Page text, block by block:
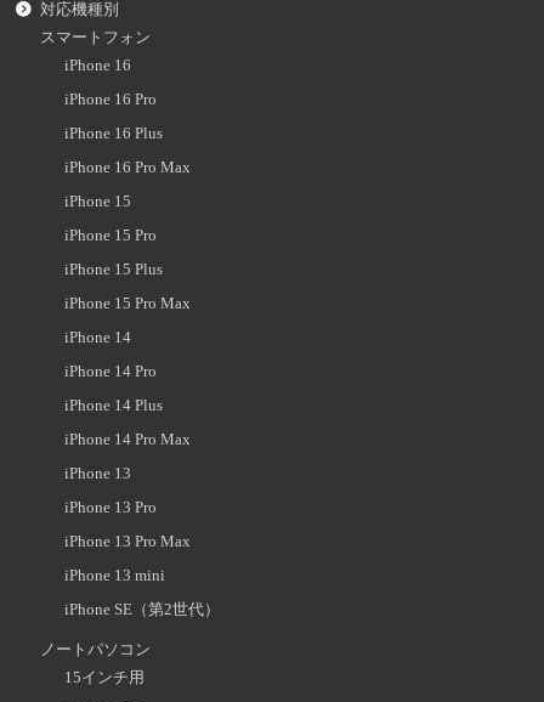
対応機種別
スマートフォン
iPhone 16
iPhone 16 Pro
iPhone 16 Plus
iPhone 16 Pro Max
iPhone 15
iPhone 15 Pro
iPhone 15 Plus
iPhone 15 Pro Max
iPhone 14
iPhone 14 Pro
iPhone 14 Plus
iPhone 14 Pro Max
iPhone 13
iPhone 13 Pro
iPhone 13 Pro Max
iPhone 13 mini
iPhone SE（第2世代）
ノートパソコン
15インチ用